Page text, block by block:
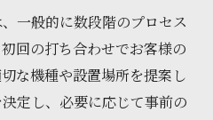
一般的に数段階のプロセス
回の打ち合わせでお客様の
な機種や設置場所を提案し
定し、必要に応じて事前の